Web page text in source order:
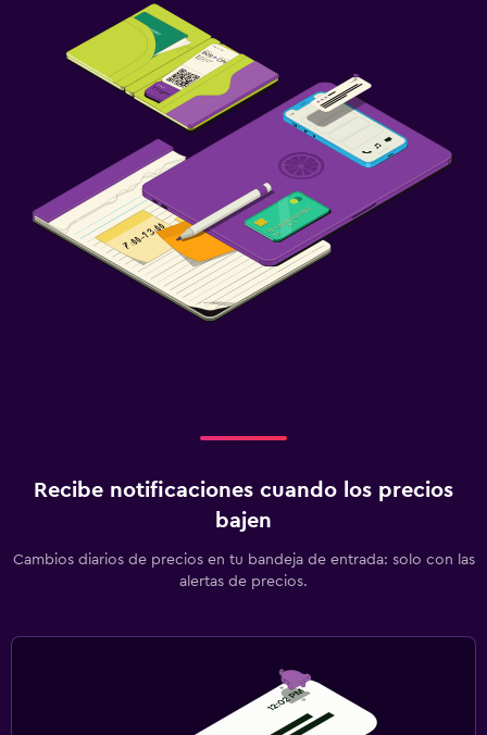
Recibe notificaciones cuando los precios
bajen
Cambios diarios de precios en tu bandeja de entrada: solo con las
alertas de precios.